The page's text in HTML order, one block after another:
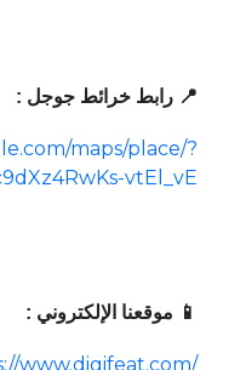
📍 رابط خرائط جوجل :
maps/place/?
vtEl_vE
📱 موقعنا الإلكتروني :
www.digifeat.com/